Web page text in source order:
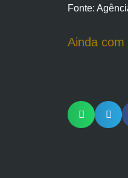
Fonte:
Ainda